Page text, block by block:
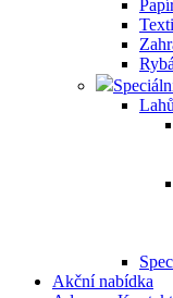
Akční nabídka